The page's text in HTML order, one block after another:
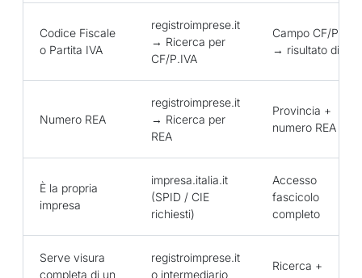
Codice Fiscale
o Partita IVA
registroimprese.it
→ Ricerca per
CF/P.IVA
Campo CF/P.IVA
→ risultato diretto
Numero REA
registroimprese.it
→ Ricerca per
REA
Provincia +
numero REA
È la propria
impresa
impresa.italia.it
(SPID / CIE
richiesti)
Accesso
fascicolo
completo
Serve visura
completa di un
registroimprese.it
o intermediario
Ricerca +